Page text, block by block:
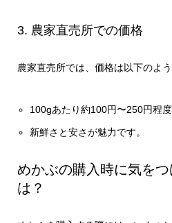
3. 農家直売所での価格
農家直売所では、価格は以下のよ
100gあたり約100円〜250円程度
新鮮さと安さが魅力です。
めかぶの購入時に気を
は？